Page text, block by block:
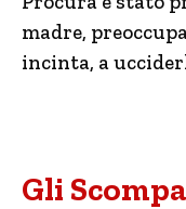
madre,
incinta, a
Gli